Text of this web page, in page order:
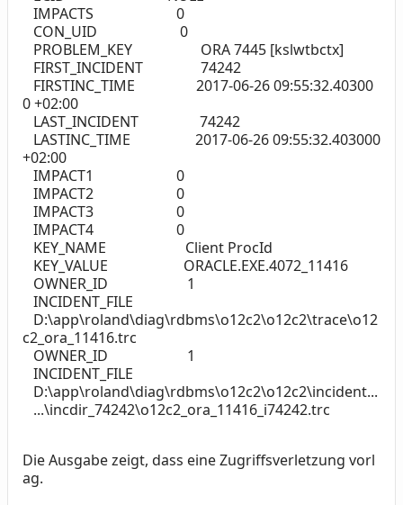
IMPACTS 0
CON_UID 0
PROBLEM_KEY ORA 7445 [kslwtbctx]
FIRST_INCIDENT 74242
FIRSTINC_TIME 2017-06-26 09:55:32.40300
0 +02:00
LAST_INCIDENT 74242
LASTINC_TIME 2017-06-26 09:55:32.403000
+02:00
IMPACT1 0
IMPACT2 0
IMPACT3 0
IMPACT4 0
KEY_NAME Client ProcId
KEY_VALUE ORACLE.EXE.4072_11416
OWNER_ID 1
INCIDENT_FILE
D:\app\roland\diag\rdbms\o12c2\o12c2\trace\o12
c2_ora_11416.trc
OWNER_ID 1
INCIDENT_FILE
D:\app\roland\diag\rdbms\o12c2\o12c2\incident...
...\incdir_74242\o12c2_ora_11416_i74242.trc
Die Ausgabe zeigt, dass eine Zugriffsverletzung vorl
ag.